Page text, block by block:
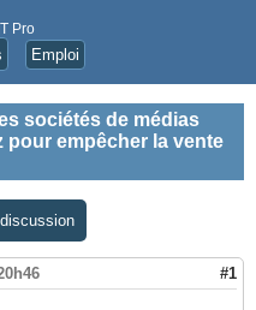
Pro
Emploi
sociétés de médias
pour empêcher la vente
#1